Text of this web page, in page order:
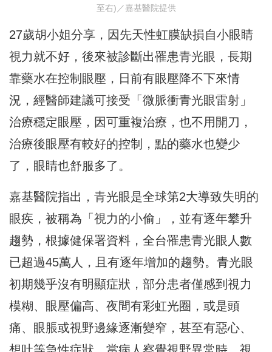
至右)／嘉基醫院提供
27歲胡小姐分享，因先天性虹膜缺損自小眼睛
視力就不好，後來被診斷出罹患青光眼，長期
靠藥水在控制眼壓，日前有眼壓降不下來情
況，經醫師建議可接受「微脈衝青光眼雷射」
治療穩定眼壓，因可重複治療，也不用開刀，
治療後眼壓有較好的控制，點的藥水也變少
了，眼睛也舒服多了。
嘉基醫院指出，青光眼是全球第2大導致失明的
眼疾，被稱為「視力的小偷」，並有逐年攀升
趨勢，根據健保署資料，全台罹患青光眼人數
已超過45萬人，且有逐年增加的趨勢。青光眼
初期幾乎沒有明顯症狀，部分患者僅感到視力
模糊、眼壓偏高、夜間有彩虹光圈，或是頭
痛、眼脹或視野邊緣逐漸變窄，甚至有惡心、